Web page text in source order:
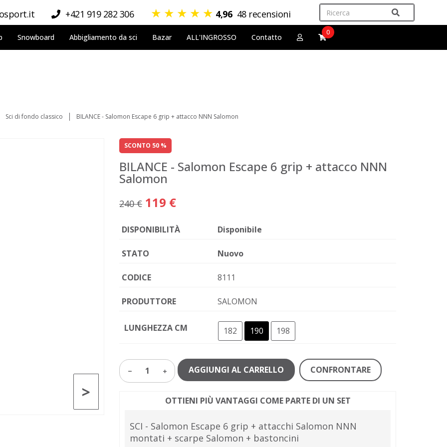
+421 919 282 306 ★ ★ ★ ★ ★ 4,96 48 recensioni
Snowboard Abbigliamento da sci Bazar ALL'INGROSSO Contatto
0
Sci di fondo classico BILANCE - Salomon Escape 6 grip + attacco NNN Salomon
>
SCONTO 50 %
BILANCE - Salomon Escape 6 grip + attacco NNN
Salomon
240 € 119 €
DISPONIBILITÀ Disponibile
STATO Nuovo
CODICE 8111
PRODUTTORE SALOMON
LUNGHEZZA CM 182 190 198
1 AGGIUNGI AL CARRELLO CONFRONTARE
OTTIENI PIÙ VANTAGGI COME PARTE DI UN SET
SCI - Salomon Escape 6 grip + attacchi Salomon NNN
montati + scarpe Salomon + bastoncini